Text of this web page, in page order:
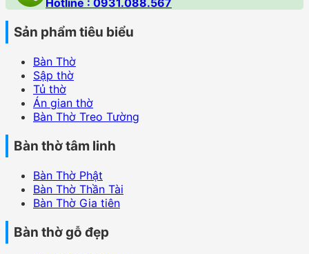
Hotline : 0931.088.567
Sản phẩm tiêu biểu
Bàn Thờ
Sập thờ
Tủ thờ
Án gian thờ
Bàn Thờ Treo Tường
Bàn thờ tâm linh
Bàn Thờ Phật
Bàn Thờ Thần Tài
Bàn Thờ Gia tiên
Bàn thờ gỗ đẹp